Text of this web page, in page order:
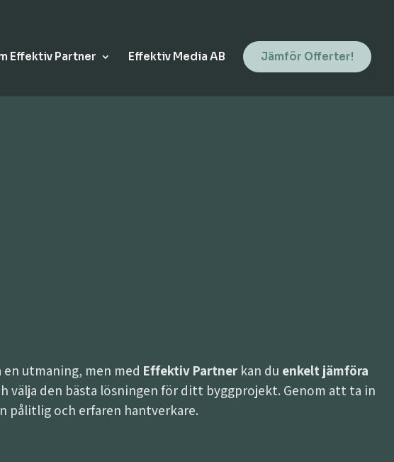
Effektiv Partner Effektiv Media AB Jämför Offerter!
utmaning, men med Effektiv Partner kan du enkelt jämföra
den bästa lösningen för ditt byggprojekt. Genom att ta in
pålitlig och erfaren hantverkare.